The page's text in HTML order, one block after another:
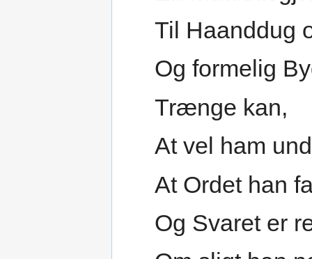
Til Haanddug
Og formelig
Trænge kan,
At vel ham
At Ordet han
Og Svaret er